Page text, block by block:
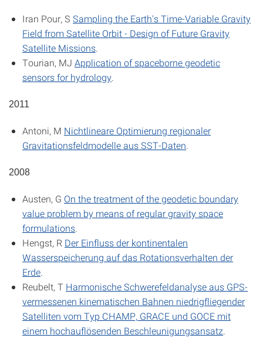
Iran Pour, S Sampling the Earth's Time-Variable Gravity
Field from Satellite Orbit - Design of Future Gravity
Satellite Missions
Tourian, MJ Application of spaceborne geodetic
sensors for hydrology
2011
Antoni, M Nichtlineare Optimierung regionaler
Gravitationsfeldmodelle aus SST-Daten
2008
Austen, G On the treatment of the geodetic boundary
value problem by means of regular gravity space
formulations
Hengst, R Der Einfluss der kontinentalen
Wasserspeicherung auf das Rotationsverhalten der
Erde
Reubelt, T Harmonische Schwerefeldanalyse aus GPS-
vermessenen kinematischen Bahnen niedrigfliegender
Satelliten vom Typ CHAMP, GRACE und GOCE mit
einem hochauflösenden Beschleunigungsansatz